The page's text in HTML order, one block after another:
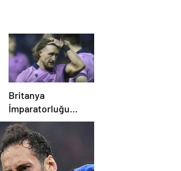
Britanya
İmparatorluğu
Nişanı’na sahip eski
İskoç kaptana aile
içi şiddetten kamu
hizmeti cezası